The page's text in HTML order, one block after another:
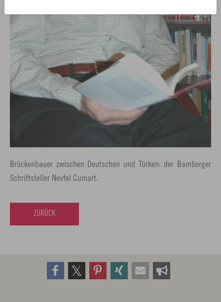
Brückenbauer zwischen Deutschen und Türken: der Bamberger
Schriftsteller Nevfel Cumart.
ZURÜCK